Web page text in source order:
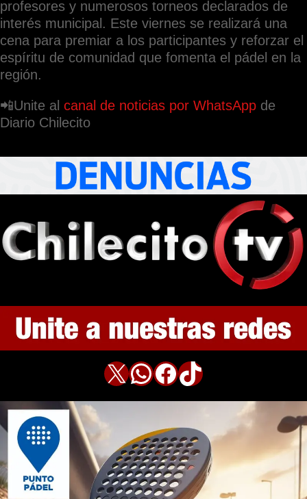
profesores y numerosos torneos declarados de
interés municipal. Este viernes se realizará una
cena para premiar a los participantes y reforzar el
espíritu de comunidad que fomenta el pádel en la
región.
📲Unite al canal de noticias por WhatsApp de
Diario Chilecito
X WhatsApp Facebook TikTok